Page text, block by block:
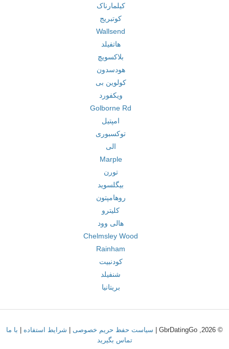
کیلمارناک
کوتبریج
Wallsend
هاتفیلد
بلاکسویچ
هودسدون
کولوین بی
ویکفورد
Golborne Rd
امپتیل
توکسبوری
الی
Marple
تورن
بیگلسوید
روهامپتون
کلیترو
هالی وود
Chelmsley Wood
Rainham
کودنبیت
شنفیلد
بریتانیا
© 2026, GbrDatingGo | سیاست حفظ حریم خصوصی شرایط استفاده
با ما
تماس بگیرید